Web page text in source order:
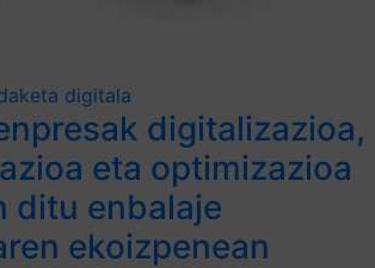
digitala
digitalizazioa,
eta optimizazioa
ditu enbalaje
ekoizpenean